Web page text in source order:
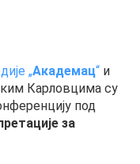
„Академац“ и
Карловцима су
под
за